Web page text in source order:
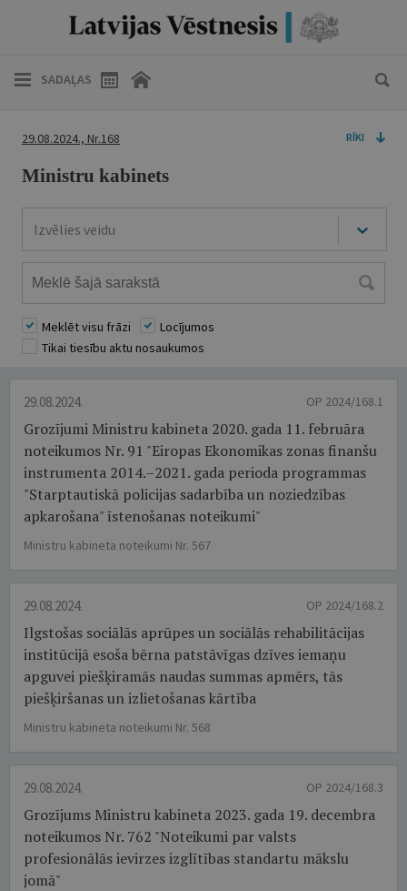
SADAĻAS
29.08.2024., Nr.168 RĪKI
Ministru kabinets
Izvēlies veidu
Meklēt visu frāzi
Locījumos
Tikai tiesību aktu nosaukumos
29.08.2024. OP 2024/168.1
Grozījumi Ministru kabineta 2020. gada 11. februāra
noteikumos Nr. 91 "Eiropas Ekonomikas zonas finanšu
instrumenta 2014.–2021. gada perioda programmas
"Starptautiskā policijas sadarbība un noziedzības
apkarošana" īstenošanas noteikumi"
Ministru kabineta noteikumi Nr. 567
29.08.2024. OP 2024/168.2
Ilgstošas sociālās aprūpes un sociālās rehabilitācijas
institūcijā esoša bērna patstāvīgas dzīves iemaņu
apguvei piešķiramās naudas summas apmērs, tās
piešķiršanas un izlietošanas kārtība
Ministru kabineta noteikumi Nr. 568
29.08.2024. OP 2024/168.3
Grozījums Ministru kabineta 2023. gada 19. decembra
noteikumos Nr. 762 "Noteikumi par valsts
profesionālās ievirzes izglītības standartu mākslu
jomā"